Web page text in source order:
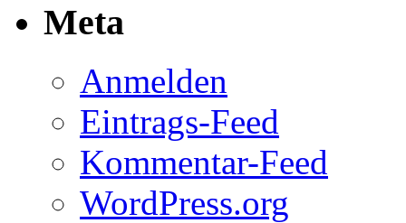
Meta
Anmelden
Eintrags-Feed
Kommentar-Feed
WordPress.org